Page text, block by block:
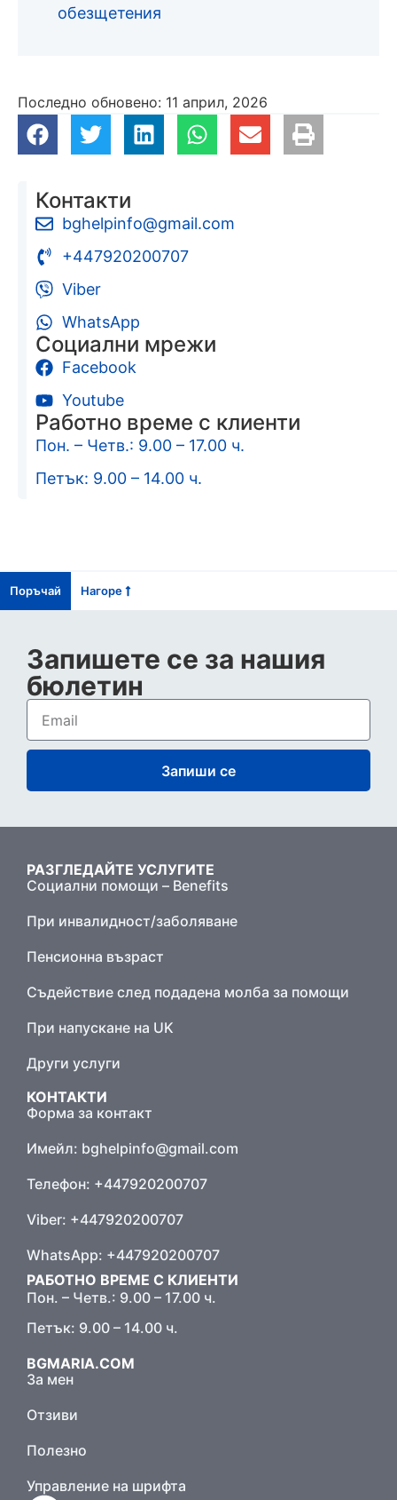
обезщетения
Последно обновено: 11 април, 2026
Контакти
bghelpinfo@gmail.com
+447920200707
Viber
WhatsApp
Социални мрежи
Facebook
Youtube
Работно време с клиенти
Пон. – Четв.: 9.00 – 17.00 ч.
Петък: 9.00 – 14.00 ч.
Поръчай Нагоре
Запишете се за нашия
бюлетин
Запиши се
РАЗГЛЕДАЙТЕ УСЛУГИТЕ
Социални помощи – Benefits
При инвалидност/заболяване
Пенсионна възраст
Съдействие след подадена молба за помощи
При напускане на UK
Други услуги
КОНТАКТИ
Форма за контакт
Имейл: bghelpinfo@gmail.com
Телефон: +447920200707
Viber: +447920200707
WhatsApp: +447920200707
РАБОТНО ВРЕМЕ С КЛИЕНТИ
Пон. – Четв.: 9.00 – 17.00 ч.
Петък: 9.00 – 14.00 ч.
BGMARIA.COM
За мен
Отзиви
Полезно
Управление на шрифта